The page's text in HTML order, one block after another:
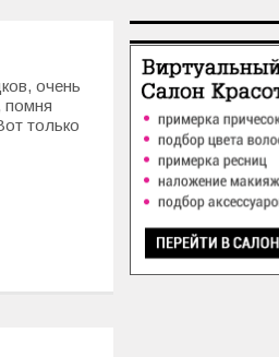
очень
помня
только